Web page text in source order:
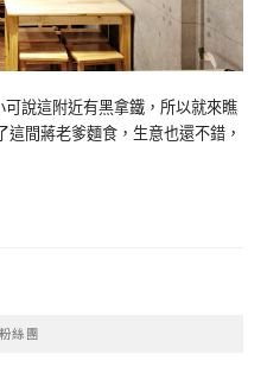
說這附近有黑拿鐵，所以就來瞧
間蔣老爹麵食，生意也還不錯，
絲團